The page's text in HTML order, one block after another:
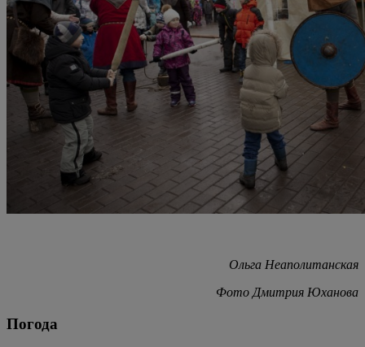
Ольга Неаполитанская
Фото Дмитрия Юханова
Погода